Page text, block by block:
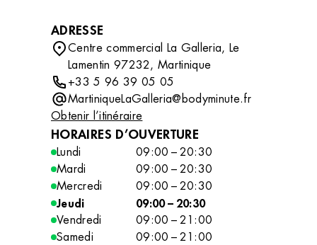
ADRESSE
Centre commercial La Galleria, Le
Lamentin 97232, Martinique
+33 5 96 39 05 05
MartiniqueLaGalleria@bodyminute.fr
Obtenir l’itinéraire
HORAIRES D’OUVERTURE
Lundi
09:00 – 20:30
Mardi
09:00 – 20:30
Mercredi
09:00 – 20:30
Jeudi
09:00 – 20:30
Vendredi
09:00 – 21:00
Samedi
09:00 – 21:00